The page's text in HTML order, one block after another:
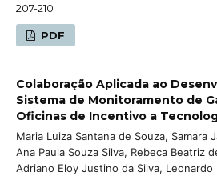
207-210
PDF
Colaboração Aplicada ao
Sistema de Monitoramento de
Oficinas de Incentivo a
Maria Luiza Santana de Souza, Samara
Ana Paula Souza Silva, Rebeca Beatriz
Adriano Eloy Justino da Silva, Leonardo